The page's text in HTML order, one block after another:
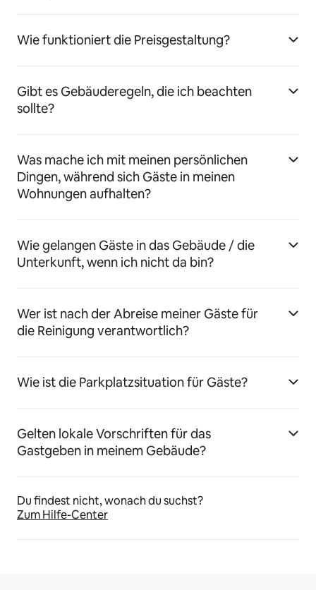
Wie funktioniert die Preisgestaltung?
Gibt es Gebäuderegeln, die ich beachten
sollte?
Was mache ich mit meinen persönlichen
Dingen, während sich Gäste in meinen
Wohnungen aufhalten?
Wie gelangen Gäste in das Gebäude / die
Unterkunft, wenn ich nicht da bin?
Wer ist nach der Abreise meiner Gäste für
die Reinigung verantwortlich?
Wie ist die Parkplatzsituation für Gäste?
Gelten lokale Vorschriften für das
Gastgeben in meinem Gebäude?
Du findest nicht, wonach du suchst?
Zum Hilfe-Center